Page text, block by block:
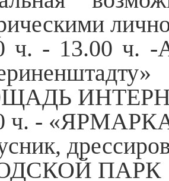
ч. - 13.00 ч.
ч. -
ПАРК